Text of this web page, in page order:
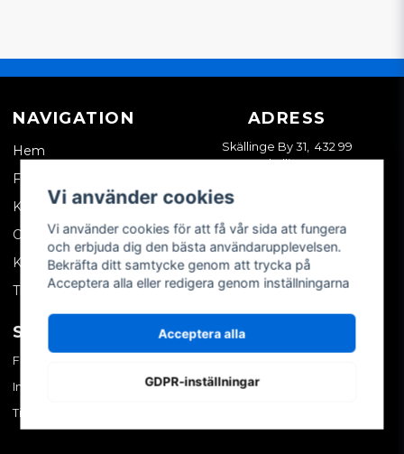
NAVIGATION
Hem
Företagskund
Kontakta oss
Om oss
Köpvillkor
Tips & trix
ADRESS
Skällinge By 31, 432 99
Skällinge
SOCIALA MEDIER
Facebook
Instagram
TikTok
MITT KONTO
Skapa konto
Vi använder cookies
Vi använder cookies för att få vår sida att fungera
och erbjuda dig den bästa användarupplevelsen.
Bekräfta ditt samtycke genom att trycka på
Acceptera alla eller redigera genom inställningarna
Acceptera alla
GDPR-inställningar